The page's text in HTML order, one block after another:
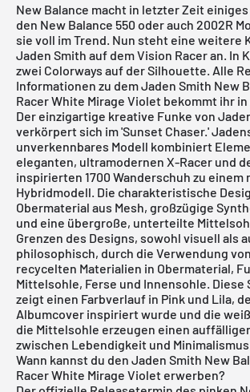
New Balance macht in letzter Zeit
den New Balance 550 oder auch 2002R
sie voll im Trend. Nun steht eine weitere
Jaden Smith auf dem Vision Racer an. In
zwei Colorways auf der Silhouette. Alle
Informationen zu dem Jaden Smith New
Racer White Mirage Violet bekommt ihr
Der einzigartige kreative Funke von
verkörpert sich im 'Sunset Chaser.'
unverkennbares Modell kombiniert
eleganten, ultramodernen X-Racer und
inspirierten 1700 Wanderschuh zu einem
Hybridmodell. Die charakteristische
Obermaterial aus Mesh, großzügige
und eine übergroße, unterteilte
Grenzen des Designs, sowohl visuell als
philosophisch, durch die Verwendung
recycelten Materialien in Obermaterial,
Mittelsohle, Ferse und Innensohle. Diese
zeigt einen Farbverlauf in Pink und Lila,
Albumcover inspiriert wurde und die
die Mittelsohle erzeugen einen
zwischen Lebendigkeit und
Wann kannst du den Jaden Smith New
Racer White Mirage Violet erwerben?